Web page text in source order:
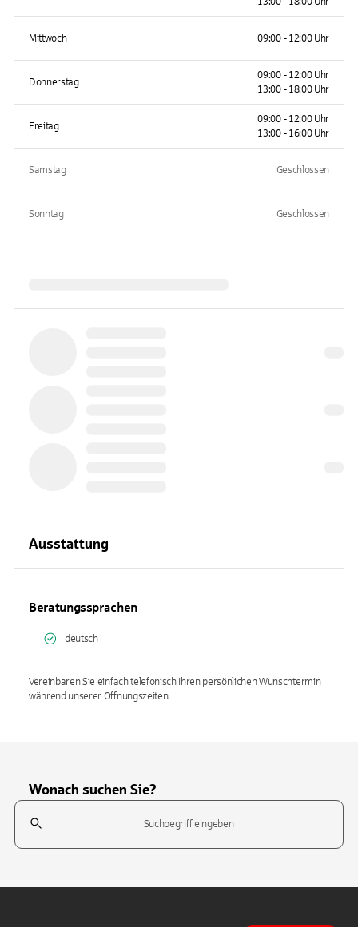
Mittwoch 09:00 - 12:00 Uhr
Donnerstag
09:00 - 12:00 Uhr
13:00 - 18:00 Uhr
Freitag
09:00 - 12:00 Uhr
13:00 - 16:00 Uhr
Samstag Geschlossen
Sonntag Geschlossen
Ausstattung
Beratungssprachen
deutsch
Vereinbaren Sie einfach telefonisch Ihren persönlichen Wunschtermin
während unserer Öffnungszeiten.
Wonach suchen Sie?
Suchfeld